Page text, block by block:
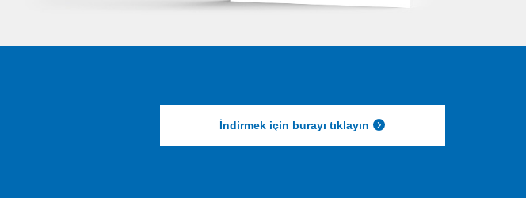
İndirmek için burayı tıklayın